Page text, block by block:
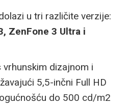
u tri različite verzije:
ZenFone 3 Ultra i
dizajnom i
5,5-inčni Full HD
do 500 cd/m2